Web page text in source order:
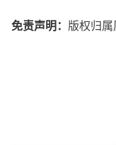
免责声明： 版权归属